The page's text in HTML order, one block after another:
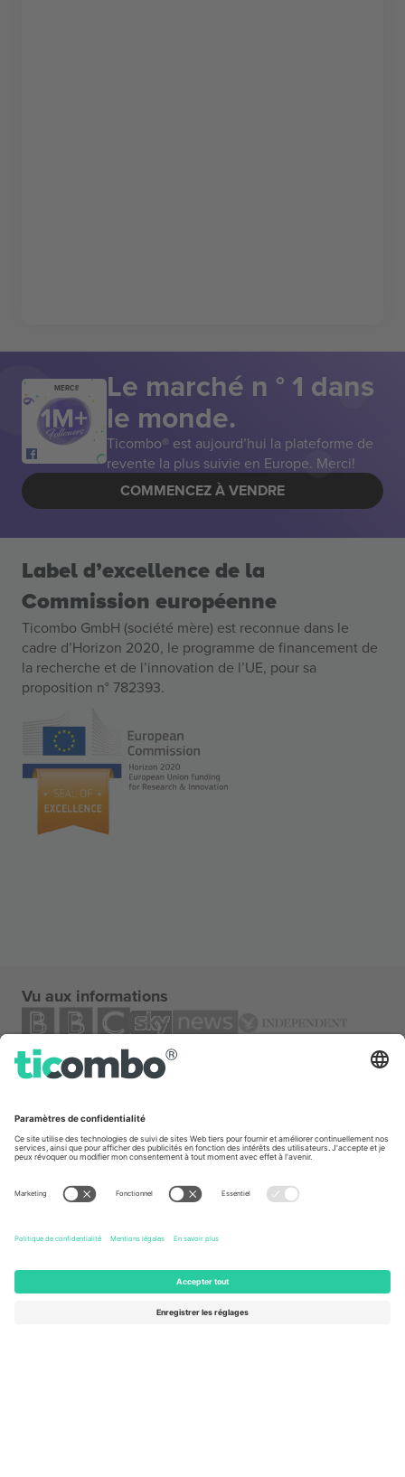
MERCI! Le marché n ° 1 dans
le monde.
Ticombo® est aujourd’hui la plateforme de
revente la plus suivie en Europe. Merci!
COMMENCEZ À VENDRE
Label d’excellence de la
Commission européenne
Ticombo GmbH (société mère) est reconnue dans le
cadre d’Horizon 2020, le programme de financement de
la recherche et de l’innovation de l’UE, pour sa
proposition n° 782393.
Vu aux informations
TixProtect
Programme d'affiliation
Comment ça marche
Centre d'information sur la Coupe
Nous contacter